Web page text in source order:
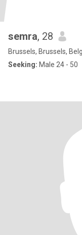
semra, 28
Brussels, Brussels,
Seeking: Male 24 - 50